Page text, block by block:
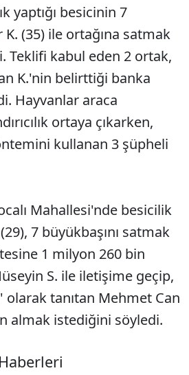
yaptığı besicinin 7
K. (35) ile ortağına satmak
Teklifi kabul eden 2 ortak,
K.'nin belirttiği banka
Hayvanlar araca
ortaya çıkarken,
kullanan 3 şüpheli
Mahallesi'nde besicilik
7 büyükbaşını satmak
1 milyon 260 bin
S. ile iletişime geçip,
tanıtan Mehmet Can
almak istediğini söyledi.